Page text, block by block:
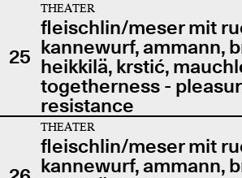
25
THEATER
fleischlin/meser mit
kannewurf, ammann,
heikkilä, krstić,
togetherness -
resistance
THEATER
fleischlin/meser mit
kannewurf, ammann,